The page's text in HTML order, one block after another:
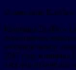
О компании EcoFlow:
Компания EcoFlow
портативных
возобновляемой
2017 году компания
электропитание для